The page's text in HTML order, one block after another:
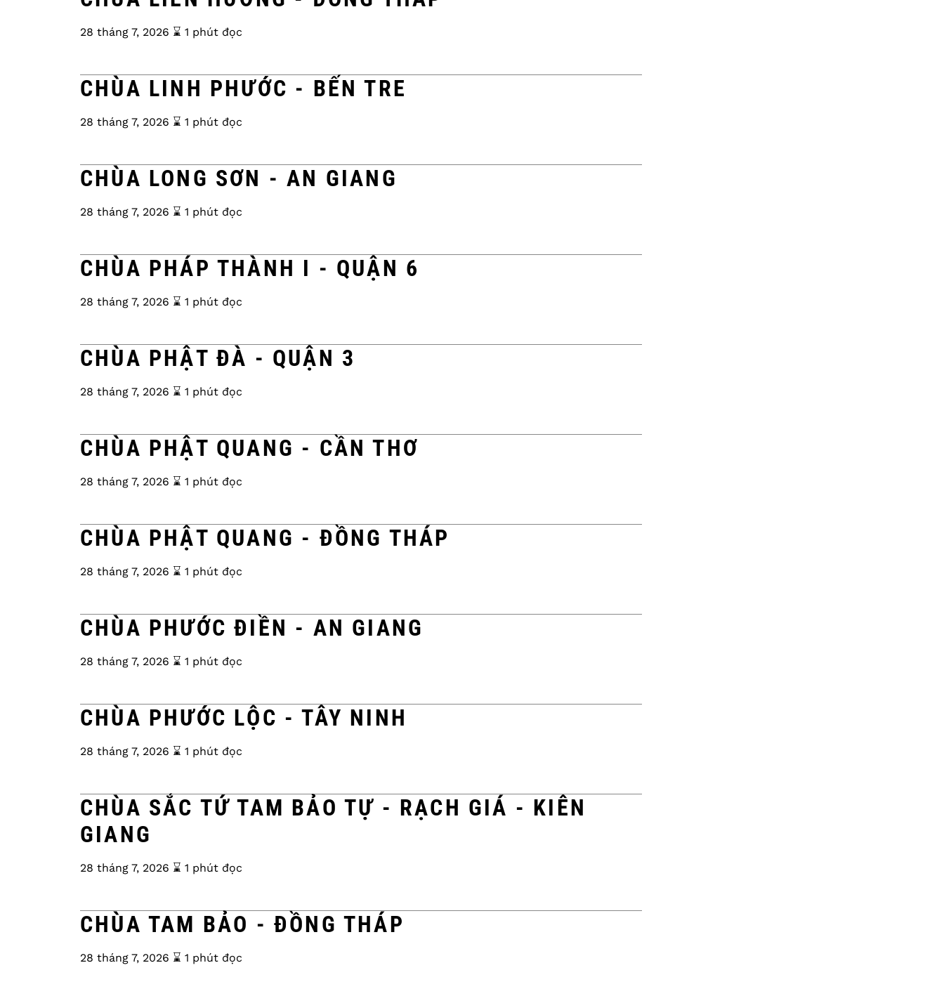
28 tháng 7, 2026 ⌛️ 1 phút đọc
CHÙA LINH PHƯỚC - BẾN TRE
28 tháng 7, 2026 ⌛️ 1 phút đọc
CHÙA LONG SƠN - AN GIANG
28 tháng 7, 2026 ⌛️ 1 phút đọc
CHÙA PHÁP THÀNH I - QUẬN 6
28 tháng 7, 2026 ⌛️ 1 phút đọc
CHÙA PHẬT ĐÀ - QUẬN 3
28 tháng 7, 2026 ⌛️ 1 phút đọc
CHÙA PHẬT QUANG - CẦN THƠ
28 tháng 7, 2026 ⌛️ 1 phút đọc
CHÙA PHẬT QUANG - ĐỒNG THÁP
28 tháng 7, 2026 ⌛️ 1 phút đọc
CHÙA PHƯỚC ĐIỀN - AN GIANG
28 tháng 7, 2026 ⌛️ 1 phút đọc
CHÙA PHƯỚC LỘC - TÂY NINH
28 tháng 7, 2026 ⌛️ 1 phút đọc
CHÙA SẮC TỨ TAM BẢO TỰ - RẠCH GIÁ - KIÊN
GIANG
28 tháng 7, 2026 ⌛️ 1 phút đọc
CHÙA TAM BẢO - ĐỒNG THÁP
28 tháng 7, 2026 ⌛️ 1 phút đọc